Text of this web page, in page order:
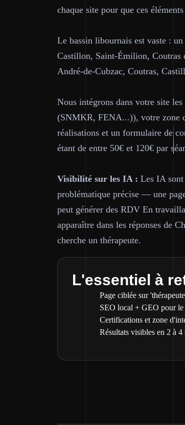
chaque site pour que ces
Le bassin libournais est vaste :
Castillon, Saint-Émilion, Coutras
André-de-Cubzac, Coutras,
Nous intégrons dans votre site les
(SNMKR, FENA...)), votre zone
réalisations et un formulaire de
étant de entre 50€ et 120€ par
Visibilité sur les IA : Les IA sont
problématique précise — une
peut générer des RDV En
apparaître dans les réponses de
cherche un thérapeute.
L'essentiel à
Page ciblée sur
SEO local + GEO pour
Certifications et zone
Résultats visibles en 2 à 4